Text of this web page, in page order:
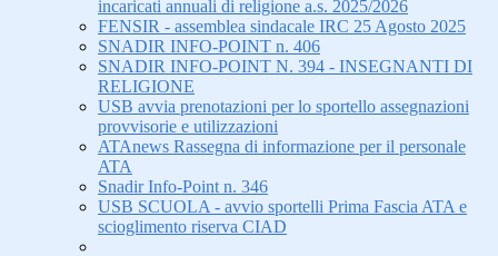
incaricati annuali di religione a.s. 2025/2026
FENSIR - assemblea sindacale IRC 25 Agosto 2025
SNADIR INFO-POINT n. 406
SNADIR INFO-POINT N. 394 - INSEGNANTI DI
RELIGIONE
USB avvia prenotazioni per lo sportello assegnazioni
provvisorie e utilizzazioni
ATAnews Rassegna di informazione per il personale
ATA
Snadir Info-Point n. 346
USB SCUOLA - avvio sportelli Prima Fascia ATA e
scioglimento riserva CIAD